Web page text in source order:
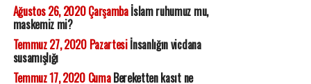
Ağustos 26, 2020 Çarşambaİslam ruhumuz mu,
maskemiz mi?
Temmuz 27, 2020 Pazartesiİnsanlığın vicdana
susamışlığı
Temmuz 17, 2020 CumaBereketten kasıt ne